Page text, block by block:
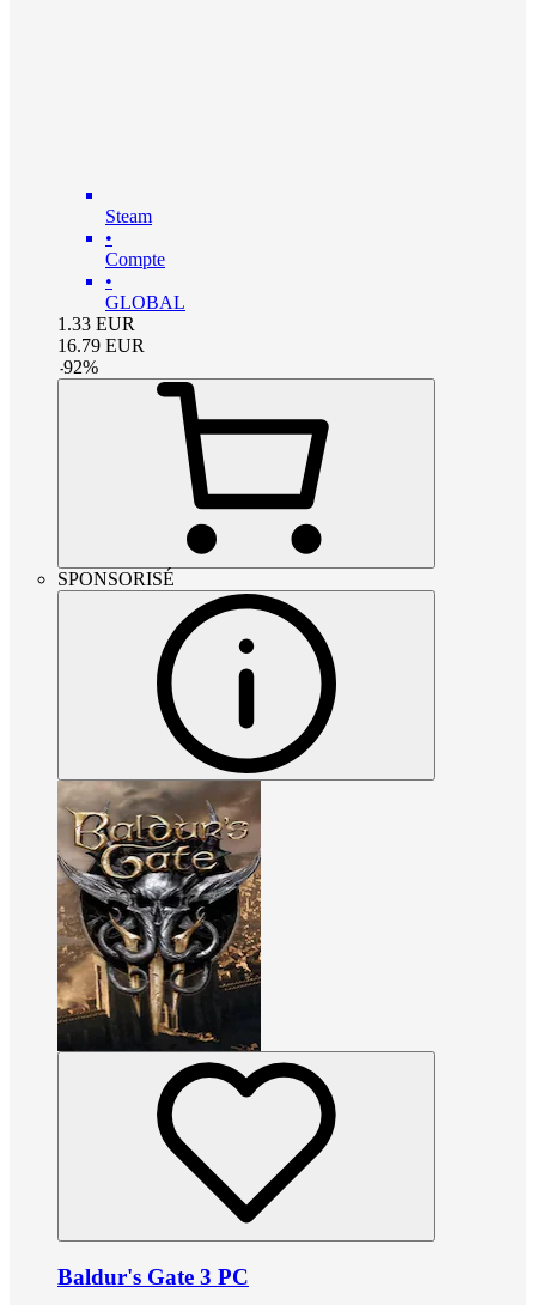
Steam
•
Compte
•
GLOBAL
1.33 EUR
16.79 EUR
-92%
SPONSORISÉ
Baldur's Gate 3 PC